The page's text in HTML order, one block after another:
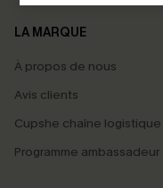
LA MARQUE
À propos de nous
Avis clients
Cupshe chaîne logistique
Programme ambassadeur